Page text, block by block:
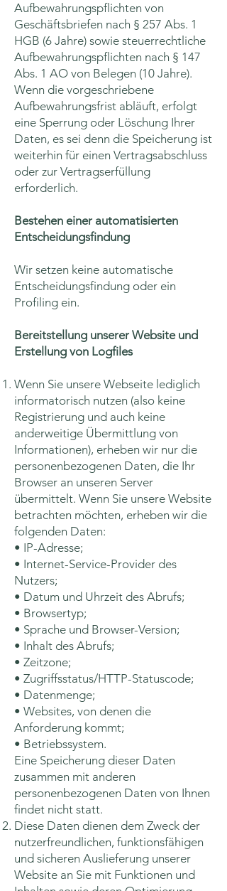
Aufbewahrungspflichten von
Geschäftsbriefen nach § 257 Abs. 1
HGB (6 Jahre) sowie steuerrechtliche
Aufbewahrungspflichten nach § 147
Abs. 1 AO von Belegen (10 Jahre).
Wenn die vorgeschriebene
Aufbewahrungsfrist abläuft, erfolgt
eine Sperrung oder Löschung Ihrer
Daten, es sei denn die Speicherung ist
weiterhin für einen Vertragsabschluss
oder zur Vertragserfüllung
erforderlich.
Bestehen einer automatisierten
Entscheidungsfindung
Wir setzen keine automatische
Entscheidungsfindung oder ein
Profiling ein.
Bereitstellung unserer Website und
Erstellung von Logfiles
Wenn Sie unsere Webseite lediglich
informatorisch nutzen (also keine
Registrierung und auch keine
anderweitige Übermittlung von
Informationen), erheben wir nur die
personenbezogenen Daten, die Ihr
Browser an unseren Server
übermittelt. Wenn Sie unsere Website
betrachten möchten, erheben wir die
folgenden Daten:
• IP-Adresse;
• Internet-Service-Provider des
Nutzers;
• Datum und Uhrzeit des Abrufs;
• Browsertyp;
• Sprache und Browser-Version;
• Inhalt des Abrufs;
• Zeitzone;
• Zugriffsstatus/HTTP-Statuscode;
• Datenmenge;
• Websites, von denen die
Anforderung kommt;
• Betriebssystem.
Eine Speicherung dieser Daten
zusammen mit anderen
personenbezogenen Daten von Ihnen
findet nicht statt.
Diese Daten dienen dem Zweck der
nutzerfreundlichen, funktionsfähigen
und sicheren Auslieferung unserer
Website an Sie mit Funktionen und